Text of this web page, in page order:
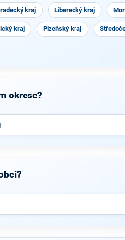
kraj Liberecký kraj
kraj Plzeňský kraj
okrese?